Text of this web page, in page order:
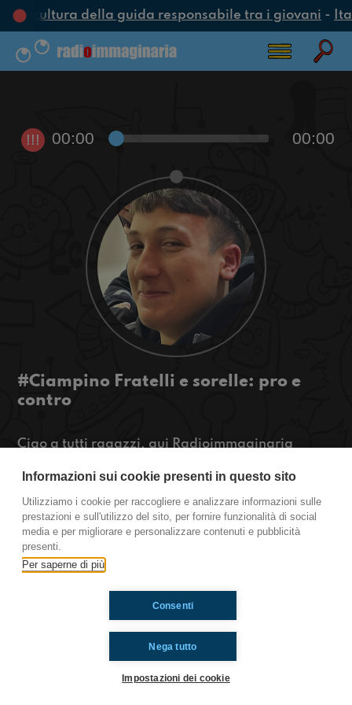
cultura della guida responsabile tra i giovani-
!!! 00:00 00:00
#Ciampino Fratelli e sorelle: pro e
contro
Ciao a tutti ragazzi, qui Radioimmaginaria
svantaggi di avere dei fratelli o delle sorelle e
delle partite di Champions League di questa
settimana.
Ciampino
Ti è piaciuto? Condividilo!
Informazioni sui cookie presenti in questo sito
Utilizziamo i cookie per raccogliere e analizzare informazioni sulle
prestazioni e sull'utilizzo del sito, per fornire funzionalità di social
media e per migliorare e personalizzare contenuti e pubblicità
presenti.
Per saperne di più
Nega tutto
Consenti
Impostazioni dei cookie